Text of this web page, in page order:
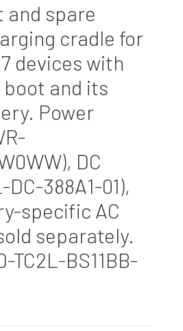
and spare
cradle for
devices with
and its
Power
DC
388A1-01),
specific AC
separately.
TC2L-BS11BB-